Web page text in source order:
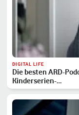
DIGITAL LIFE
Die besten ARD-
Kinderserien-…